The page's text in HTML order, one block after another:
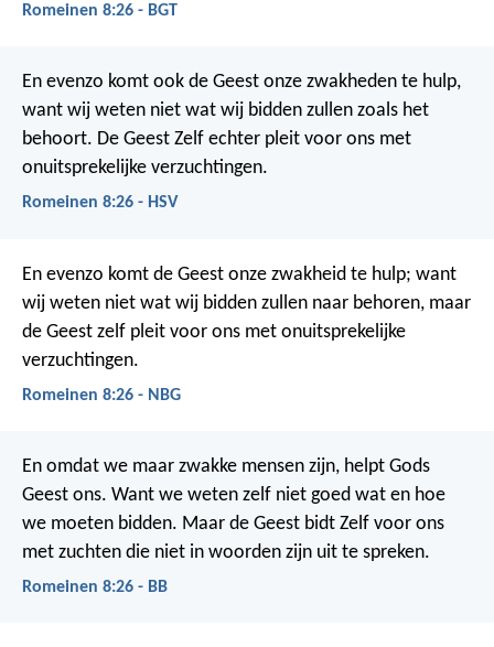
Romeinen 8:26 - BGT
En evenzo komt ook de Geest onze zwakheden te hulp,
want wij weten niet wat wij bidden zullen zoals het
behoort. De Geest Zelf echter pleit voor ons met
onuitsprekelijke verzuchtingen.
Romeinen 8:26 - HSV
En evenzo komt de Geest onze zwakheid te hulp; want
wij weten niet wat wij bidden zullen naar behoren, maar
de Geest zelf pleit voor ons met onuitsprekelijke
verzuchtingen.
Romeinen 8:26 - NBG
En omdat we maar zwakke mensen zijn, helpt Gods
Geest ons. Want we weten zelf niet goed wat en hoe
we moeten bidden. Maar de Geest bidt Zelf voor ons
met zuchten die niet in woorden zijn uit te spreken.
Romeinen 8:26 - BB